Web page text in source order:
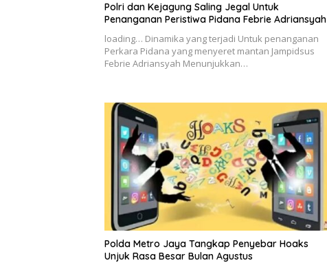
Polri dan Kejagung Saling Jegal Untuk
Penanganan Peristiwa Pidana Febrie Adriansyah
loading… Dinamika yang terjadi Untuk penanganan
Perkara Pidana yang menyeret mantan Jampidsus
Febrie Adriansyah Menunjukkan…
Polda Metro Jaya Tangkap Penyebar Hoaks
Unjuk Rasa Besar Bulan Agustus